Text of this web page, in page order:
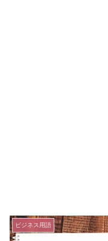
ビジネス用語